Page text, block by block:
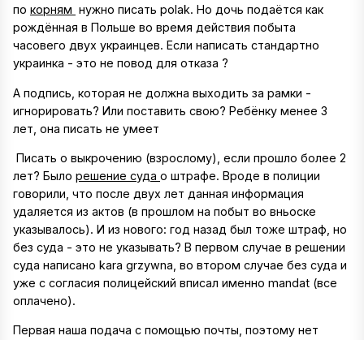
по корням нужно писать polak. Но дочь подаётся как
рождённая в Польше во время действия побыта
часовего двух украинцев. Если написать стандартно
украинка - это не повод для отказа ?
А подпись, которая не должна выходить за рамки -
игнорировать? Или поставить свою? Ребёнку менее 3
лет, она писать не умеет
Писать о выкрочению (взрослому), если прошло более 2
лет? Было решение суда о штрафе. Вроде в полиции
говорили, что после двух лет данная информация
удаляется из актов (в прошлом на побыт во вньоске
указывалось). И из нового: год назад был тоже штраф, но
без суда - это не указывать? В первом случае в решении
суда написано kara grzywna, во втором случае без суда и
уже с согласия полицейский вписал именно mandat (все
оплачено).
Первая наша подача с помощью почты, поэтому нет